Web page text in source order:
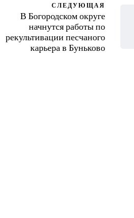
СЛЕДУЮЩАЯ
В Богородском округе
начнутся работы по
рекультивации песчаного
карьера в Буньково